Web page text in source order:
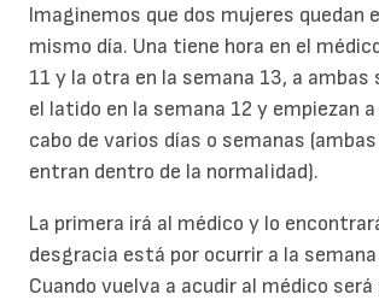
Imaginemos que dos mujeres quedan
mismo día. Una tiene hora en el
11 y la otra en la semana 13, a ambas
el latido en la semana 12 y empiezan
cabo de varios días o semanas
entran dentro de la normalidad).
La primera irá al médico y lo
desgracia está por ocurrir a la
Cuando vuelva a acudir al médico será